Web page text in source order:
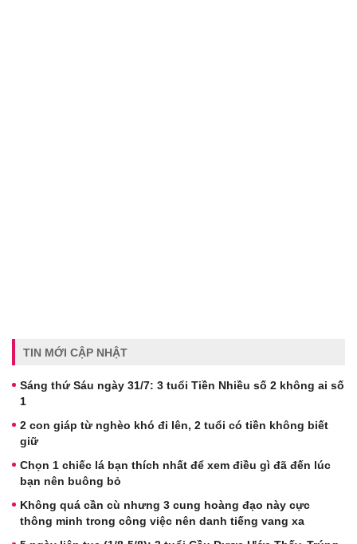
TIN MỚI CẬP NHẬT
Sáng thứ Sáu ngày 31/7: 3 tuổi Tiền Nhiều số 2 không ai số
1
2 con giáp từ nghèo khó đi lên, 2 tuổi có tiền không biết
giữ
Chọn 1 chiếc lá bạn thích nhất để xem điều gì đã đến lúc
bạn nên buông bỏ
Không quá cần cù nhưng 3 cung hoàng đạo này cực
thông minh trong công việc nên danh tiếng vang xa